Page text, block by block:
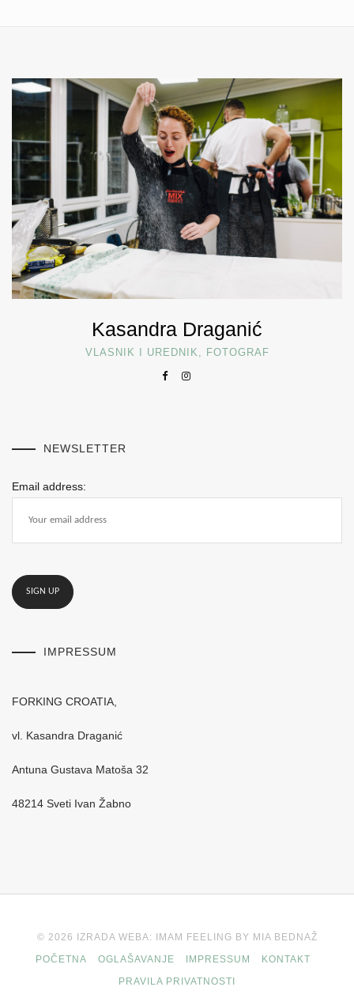
Kasandra Draganić
VLASNIK I UREDNIK, FOTOGRAF
NEWSLETTER
Email address:
IMPRESSUM
FORKING CROATIA,
vl. Kasandra Draganić
Antuna Gustava Matoša 32
48214 Sveti Ivan Žabno
© 2026 IZRADA WEBA: IMAM FEELING BY MIA BEDNAŽ
POČETNA
OGLAŠAVANJE IMPRESSUM
KONTAKT
PRAVILA PRIVATNOSTI